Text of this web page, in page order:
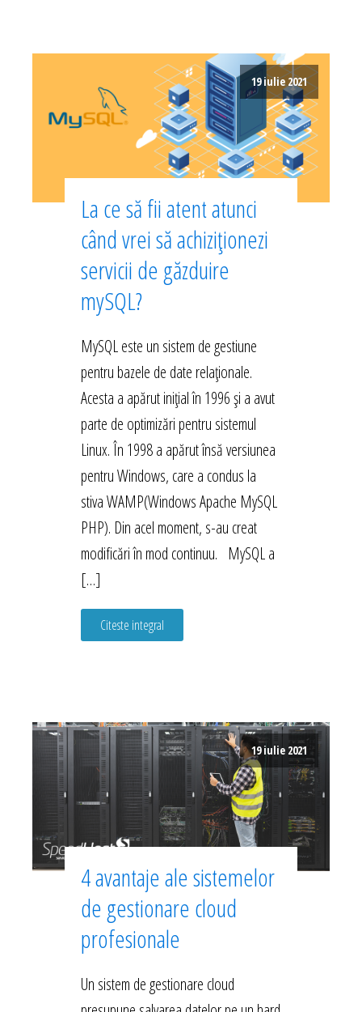
19 iulie 2021
La ce să fii atent atunci
când vrei să achiziționezi
servicii de găzduire
mySQL?
MySQL este un sistem de gestiune
pentru bazele de date relaționale.
Acesta a apărut inițial în 1996 și a avut
parte de optimizări pentru sistemul
Linux. În 1998 a apărut însă versiunea
pentru Windows, care a condus la
stiva WAMP(Windows Apache MySQL
PHP). Din acel moment, s-au creat
modificări în mod continuu. MySQL a
[…]
Citeste integral
19 iulie 2021
4 avantaje ale sistemelor
de gestionare cloud
profesionale
Un sistem de gestionare cloud